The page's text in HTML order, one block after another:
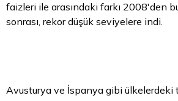
faizleri ile arasındaki farkı 2008'den
sonrası, rekor düşük seviyelere indi.
Avusturya ve İspanya gibi ülkelerdeki